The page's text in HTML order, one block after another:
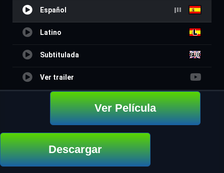
Español
Latino
Subtitulada
Ver trailer
Ver Película
Descargar